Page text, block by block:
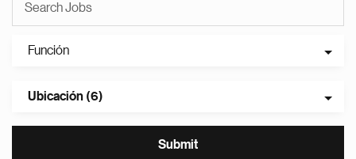
Función
Ubicación (6)